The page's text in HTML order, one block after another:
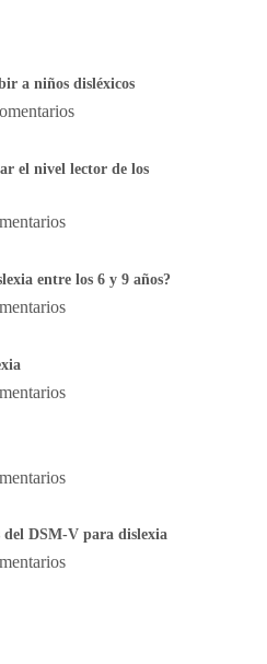
a niños disléxicos
el nivel lector de los
entre los 6 y 9 años?
DSM-V para dislexia